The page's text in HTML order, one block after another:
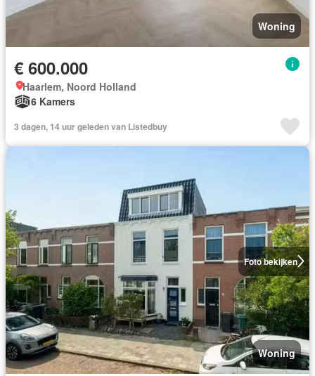
Woning
€ 600.000
Haarlem, Noord Holland
6 Kamers
3 dagen, 14 uur geleden van Listedbuy
Foto bekijken
Woning